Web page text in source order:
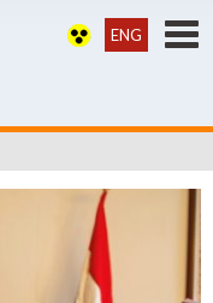
ENG